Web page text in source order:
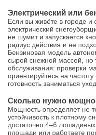
Электрический или
Если вы живёте в городе
электрический
не шумит и запускается
радиус действия и не
Бензиновая модель
сырой снежной массой, но
обслуживания: проверки
ориентируйтесь на
готовность заниматься
Сколько нужно
Мощность определяет не
устойчивость к плотному
достаточно 4–6
площади или работаете